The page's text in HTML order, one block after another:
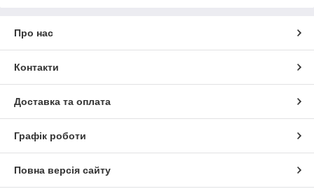
Про нас
Контакти
Доставка та оплата
Графік роботи
Повна версія сайту